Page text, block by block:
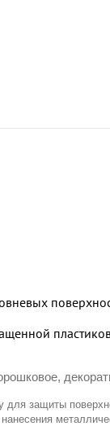
для защиты